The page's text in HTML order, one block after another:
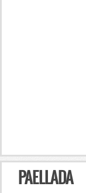
PAELLADA